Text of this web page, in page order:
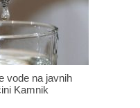
vode na javnih
Kamnik